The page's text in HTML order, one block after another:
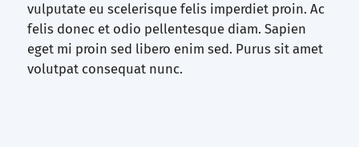
vulputate eu scelerisque felis imperdiet proin. Ac
felis donec et odio pellentesque diam. Sapien
eget mi proin sed libero enim sed. Purus sit amet
volutpat consequat nunc.